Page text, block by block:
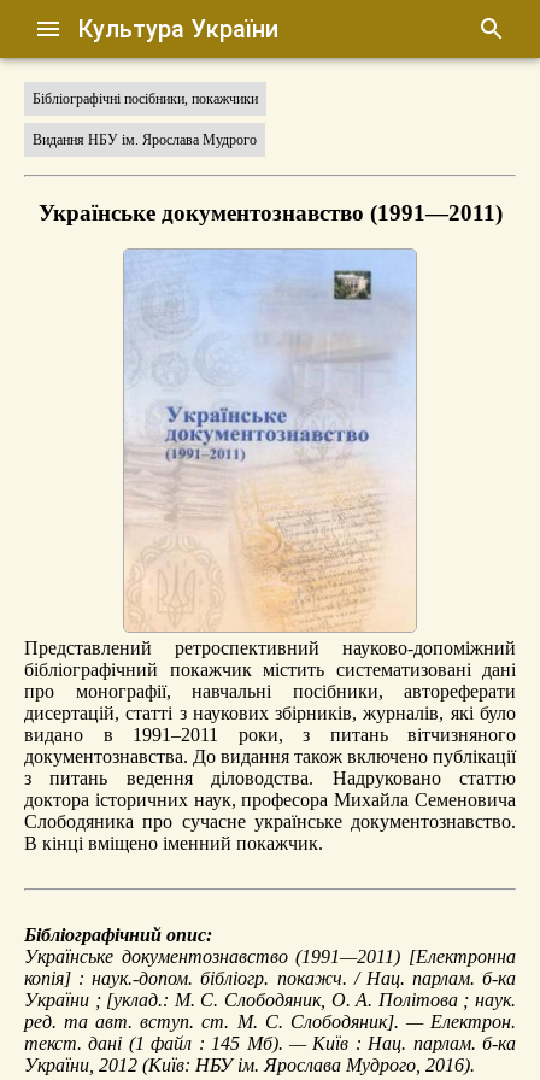
Культура України
Бібліографічні посібники, покажчики
Видання НБУ ім. Ярослава Мудрого
Українське документознавство (1991—2011)
Представлений ретроспективний науково-допоміжний
бібліографічний покажчик містить систематизовані дані
про монографії, навчальні посібники, автореферати
дисертацій, статті з наукових збірників, журналів, які було
видано в 1991–2011 роки, з питань вітчизняного
документознавства. До видання також включено публікації
з питань ведення діловодства. Надруковано статтю
доктора історичних наук, професора Михайла Семеновича
Слободяника про сучасне українське документознавство.
В кінці вміщено іменний покажчик.
Бібліографічний опис:
Українське документознавство (1991—2011) [Електронна
копія] : наук.-допом. бібліогр. покажч. / Нац. парлам. б-ка
України ; [уклад.: М. С. Слободяник, О. А. Політова ; наук.
ред. та авт. вступ. ст. М. С. Слободяник]. — Електрон.
текст. дані (1 файл : 145 Мб). — Київ : Нац. парлам. б-ка
України, 2012 (Київ: НБУ ім. Ярослава Мудрого, 2016).